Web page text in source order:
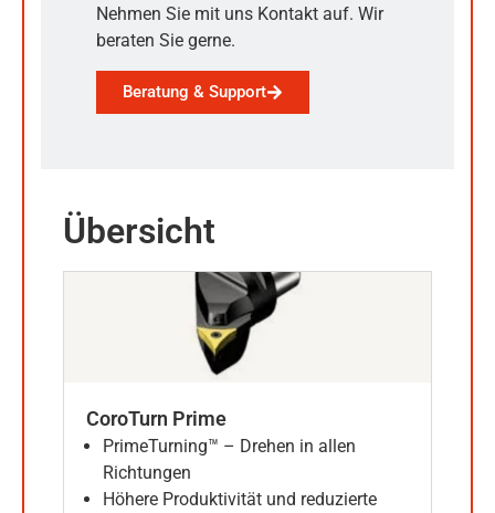
Nehmen Sie mit uns Kontakt auf. Wir
beraten Sie gerne.
Beratung & Support
Übersicht
CoroTurn Prime
PrimeTurning™ – Drehen in allen
Richtungen
Höhere Produktivität und reduzierte